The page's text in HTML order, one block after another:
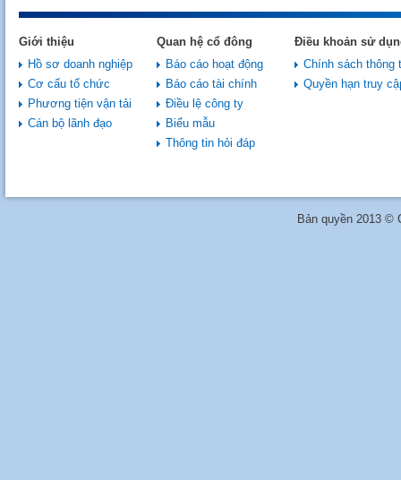
Giới thiệu
Hồ sơ doanh nghiệp
Cơ cấu tổ chức
Phương tiện vận tải
Cán bộ lãnh đạo
Quan hệ cổ đông
Báo cáo hoạt động
Báo cáo tài chính
Điều lệ công ty
Biểu mẫu
Thông tin hỏi đáp
Điều khoản sử
Chính sách thông
Quyền hạn truy
Bản quyền 2013 ©